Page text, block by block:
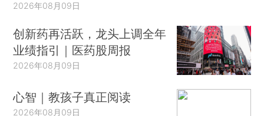
2026年08月09日
创新药再活跃，龙头上调全年
业绩指引｜医药股周报
2026年08月09日
心智｜教孩子真正阅读
2026年08月09日